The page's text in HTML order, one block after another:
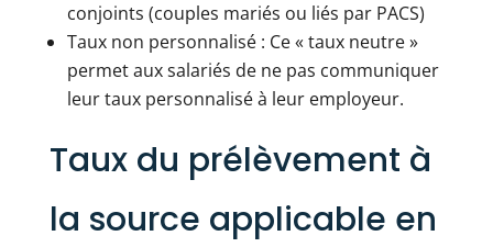
conjoints (couples mariés ou liés par PACS)
Taux non personnalisé : Ce « taux neutre »
permet aux salariés de ne pas communiquer
leur taux personnalisé à leur employeur.
Taux du prélèvement à
la source applicable en